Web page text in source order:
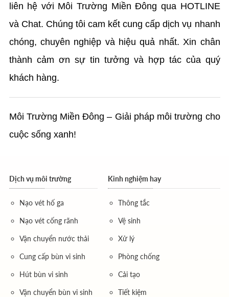
liên hệ với Môi Trường Miền Đông qua HOTLINE
và Chat. Chúng tôi cam kết cung cấp dịch vụ nhanh
chóng, chuyên nghiệp và hiệu quả nhất. Xin chân
thành cảm ơn sự tin tưởng và hợp tác của quý
khách hàng.
Môi Trường Miền Đông – Giải pháp môi trường cho
cuộc sống xanh!
Dịch vụ môi trường
Nạo vét hố ga
Nạo vét cống rãnh
Vận chuyển nước thải
Cung cấp bùn vi sinh
Hút bùn vi sinh
Vận chuyển bùn vi sinh
Kinh nghiệm hay
Thông tắc
Vệ sinh
Xử lý
Phòng chống
Cải tạo
Tiết kiệm